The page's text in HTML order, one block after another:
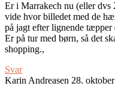
Er i Marrakech nu (eller dvs
vide hvor billedet med de
på jagt efter lignende tæpper
Er på tur med børn, så det
shopping.,
Svar
Karin Andreasen 28.